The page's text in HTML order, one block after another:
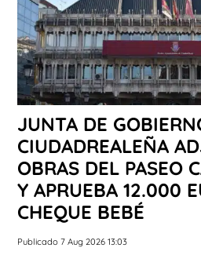
JUNTA DE
CIUDADREALEÑA
OBRAS DEL PASEO
Y APRUEBA 12.000
CHEQUE BEBÉ
Publicado 7 Aug 2026 13:03